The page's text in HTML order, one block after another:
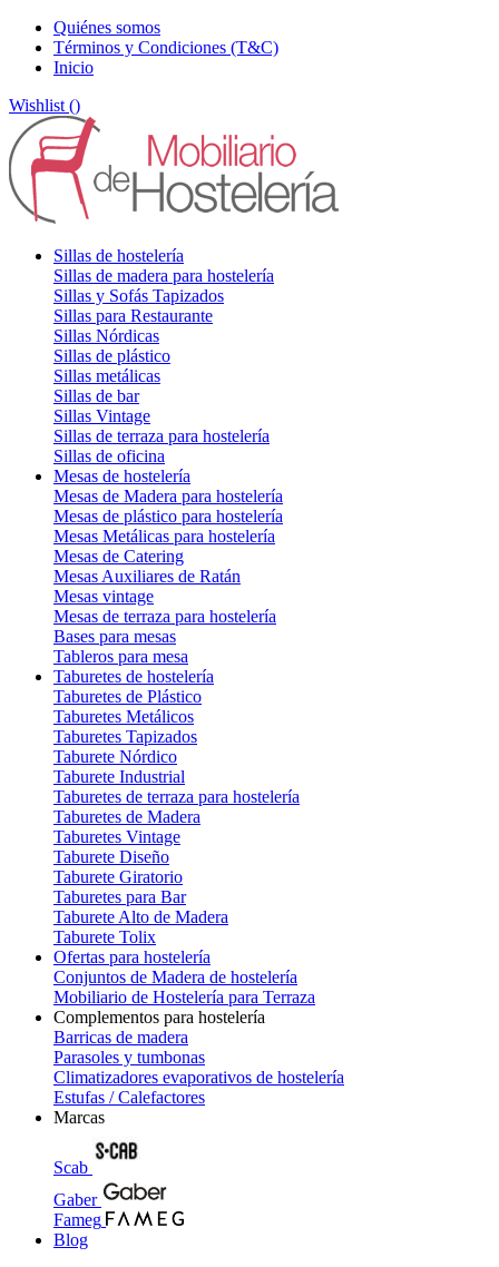
Quiénes somos
Términos y Condiciones (T&C)
Inicio
Wishlist ()
Sillas de hostelería
Sillas de madera para hostelería
Sillas y Sofás Tapizados
Sillas para Restaurante
Sillas Nórdicas
Sillas de plástico
Sillas metálicas
Sillas de bar
Sillas Vintage
Sillas de terraza para hostelería
Sillas de oficina
Mesas de hostelería
Mesas de Madera para hostelería
Mesas de plástico para hostelería
Mesas Metálicas para hostelería
Mesas de Catering
Mesas Auxiliares de Ratán
Mesas vintage
Mesas de terraza para hostelería
Bases para mesas
Tableros para mesa
Taburetes de hostelería
Taburetes de Plástico
Taburetes Metálicos
Taburetes Tapizados
Taburete Nórdico
Taburete Industrial
Taburetes de terraza para hostelería
Taburetes de Madera
Taburetes Vintage
Taburete Diseño
Taburete Giratorio
Taburetes para Bar
Taburete Alto de Madera
Taburete Tolix
Ofertas para hostelería
Conjuntos de Madera de hostelería
Mobiliario de Hostelería para Terraza
Complementos para hostelería
Barricas de madera
Parasoles y tumbonas
Climatizadores evaporativos de hostelería
Estufas / Calefactores
Marcas
Scab
Gaber
Fameg
Blog